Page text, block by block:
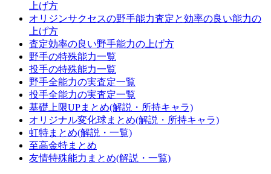
上げ方
オリジンサクセスの野手能力査定と効率の良い能力の
上げ方
査定効率の良い野手能力の上げ方
野手の特殊能力一覧
投手の特殊能力一覧
野手全能力の実査定一覧
投手全能力の実査定一覧
基礎上限UPまとめ(解説・所持キャラ)
オリジナル変化球まとめ(解説・所持キャラ)
虹特まとめ(解説・一覧)
至高金特まとめ
友情特殊能力まとめ(解説・一覧)